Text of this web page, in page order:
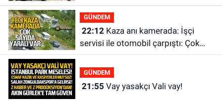
bulundu
GÜNDEM
22:12Kaza anı kamerada: İşçi
servisi ile otomobil çarpıştı: Çok
sayıda yaralı var
GÜNDEM
21:55 Vay yasakçı Vali vay!